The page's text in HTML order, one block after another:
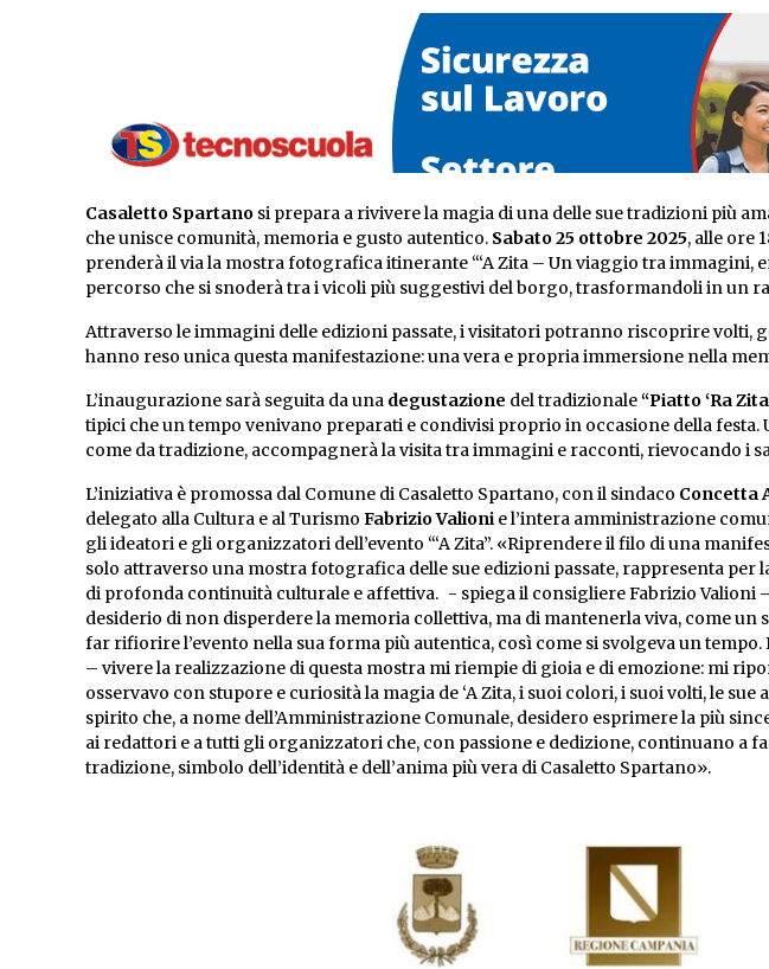
Casaletto Spartano si prepara a rivivere la magia di una delle sue tradizioni più
che unisce comunità, memoria e gusto autentico. Sabato 25 ottobre 2025, alle ore
prenderà il via la mostra fotografica itinerante “‘A Zita – Un viaggio tra immagini,
percorso che si snoderà tra i vicoli più suggestivi del borgo, trasformandoli in un
Attraverso le immagini delle edizioni passate, i visitatori potranno riscoprire volti,
hanno reso unica questa manifestazione: una vera e propria immersione nella
L’inaugurazione sarà seguita da una degustazione del tradizionale“Piatto ‘Ra
tipici che un tempo venivano preparati e condivisi proprio in occasione della festa.
come da tradizione, accompagnerà la visita tra immagini e racconti, rievocando i
L’iniziativa è promossa dal Comune di Casaletto Spartano, con il sindaco Concetta
delegato alla Cultura e al Turismo Fabrizio Valioni e l’intera amministrazione
gli ideatori e gli organizzatori dell’evento “‘A Zita”. «Riprendere il filo di una
solo attraverso una mostra fotografica delle sue edizioni passate, rappresenta per
di profonda continuità culturale e affettiva. - spiega il consigliere Fabrizio Valioni
desiderio di non disperdere la memoria collettiva, ma di mantenerla viva, come un
far rifiorire l’evento nella sua forma più autentica, così come si svolgeva un
– vivere la realizzazione di questa mostra mi riempie di gioia e di emozione: mi
osservavo con stupore e curiosità la magia de ‘A Zita, i suoi colori, i suoi volti, le sue
spirito che, a nome dell’Amministrazione Comunale, desidero esprimere la più
ai redattori e a tutti gli organizzatori che, con passione e dedizione, continuano a
tradizione, simbolo dell’identità e dell’anima più vera di Casaletto Spartano».